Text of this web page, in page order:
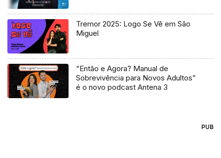
Tremor 2025: Logo Se Vê em São
Miguel
“Então e Agora? Manual de
Sobrevivência para Novos Adultos”
é o novo podcast Antena 3
PUB